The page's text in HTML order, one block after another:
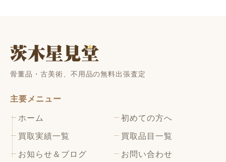
骨董品・古美術、不用品の無料出張査定
主要メニュー
ホーム 初めての方へ
買取実績一覧 買取品目一覧
お知らせ＆ブログ お問い合わせ